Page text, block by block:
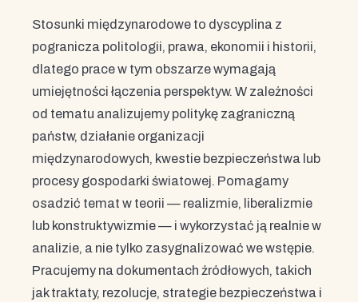
Stosunki międzynarodowe to dyscyplina z
pogranicza politologii, prawa, ekonomii i historii,
dlatego prace w tym obszarze wymagają
umiejętności łączenia perspektyw. W zależności
od tematu analizujemy politykę zagraniczną
państw, działanie organizacji
międzynarodowych, kwestie bezpieczeństwa lub
procesy gospodarki światowej. Pomagamy
osadzić temat w teorii — realizmie, liberalizmie
lub konstruktywizmie — i wykorzystać ją realnie w
analizie, a nie tylko zasygnalizować we wstępie.
Pracujemy na dokumentach źródłowych, takich
jak traktaty, rezolucje, strategie bezpieczeństwa i